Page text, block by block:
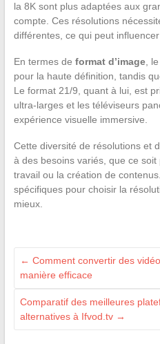
la 8K sont plus adaptées aux
compte. Ces résolutions
différentes, ce qui peut
En termes de format d’image,
pour la haute définition, tandis
Le format 21/9, quant à lui, est
ultra-larges et les téléviseurs
expérience visuelle immersive.
Cette diversité de résolutions et
à des besoins variés, que ce
travail ou la création de
spécifiques pour choisir la
mieux.
← Comment convertir des
manière efficace
Comparatif des meilleures
alternatives à Ifvod.tv →